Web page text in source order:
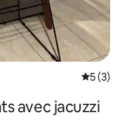
5 (3)
avec jacuzzi